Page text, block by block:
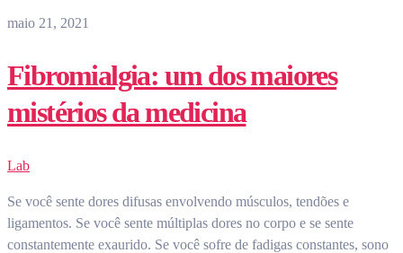
maio 21, 2021
Fibromialgia: um dos maiores
mistérios da medicina
Lab
Se você sente dores difusas envolvendo músculos, tendões e
ligamentos. Se você sente múltiplas dores no corpo e se sente
constantemente exaurido. Se você sofre de fadigas constantes, sono